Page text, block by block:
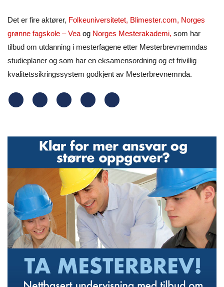
Det er fire aktører, Folkeuniversitetet, Blimester.com, Norges
grønne fagskole – Vea og Norges Mesterakademi, som har
tilbud om utdanning i mesterfagene etter Mesterbrevnemndas
studieplaner og som har en eksamensordning og et frivillig
kvalitetssikringssystem godkjent av Mesterbrevnemnda.